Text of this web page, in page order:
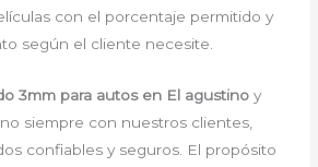
con el porcentaje permitido y
según el cliente necesite.
3mm para autos en El agustinoy
siempre con nuestros clientes,
confiables y seguros. El propósito